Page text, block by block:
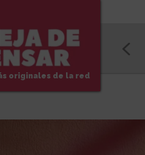
originales de la red